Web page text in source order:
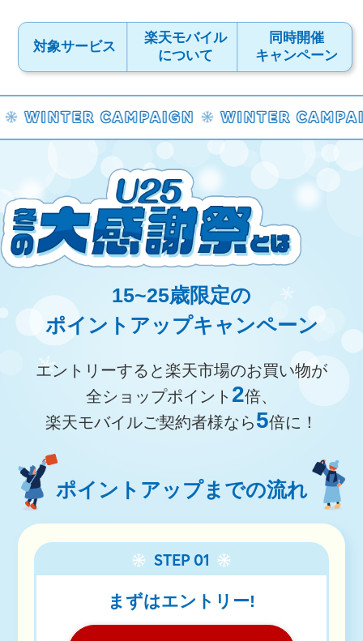
対象サービス
楽天モバイル
について
同時開催
キャンペーン
15~25歳限定の
ポイントアップキャンペーン
エントリーすると楽天市場のお買い物が
全ショップポイント 2倍、
楽天モバイルご契約者様なら5倍に！
ポイントアップまでの流れ
STEP 01
まずはエントリー!